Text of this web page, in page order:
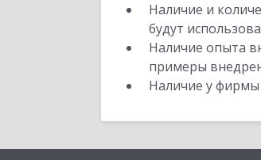
Наличие и
будут
Наличие опыта
примеры
Наличие у фирмы